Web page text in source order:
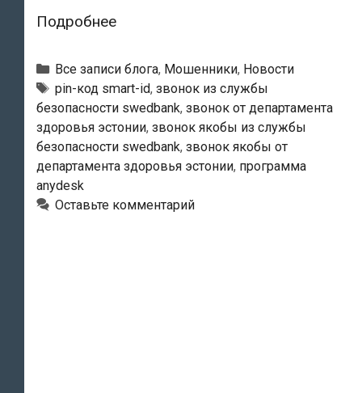
ПодробнееОсторожно,
Обещали
вернуть
человеку
66
евро,
но
в
Рубрики
Все записи блога, Мошенники, Новости
Тэги
pin-код smart-id, звонок из службы
безопасности swedbank, звонок от департамента
здоровья эстонии, звонок якобы из службы
безопасности swedbank, звонок якобы от
департамента здоровья эстонии, программа
anydesk
Оставьте комментарий